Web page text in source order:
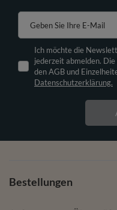
Geben Sie Ihre E-Mail
Ich möchte die
jederzeit abmelden.
den AGB und
Datenschutzerklärung.
Bestellungen